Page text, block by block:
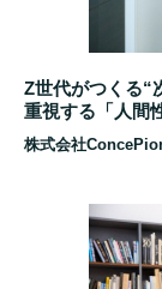
Z世代がつくる“
重視する「人間
株式会社